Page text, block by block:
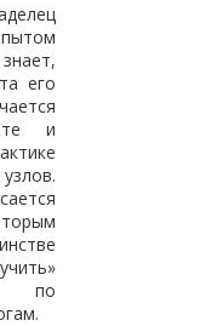
его
и
по